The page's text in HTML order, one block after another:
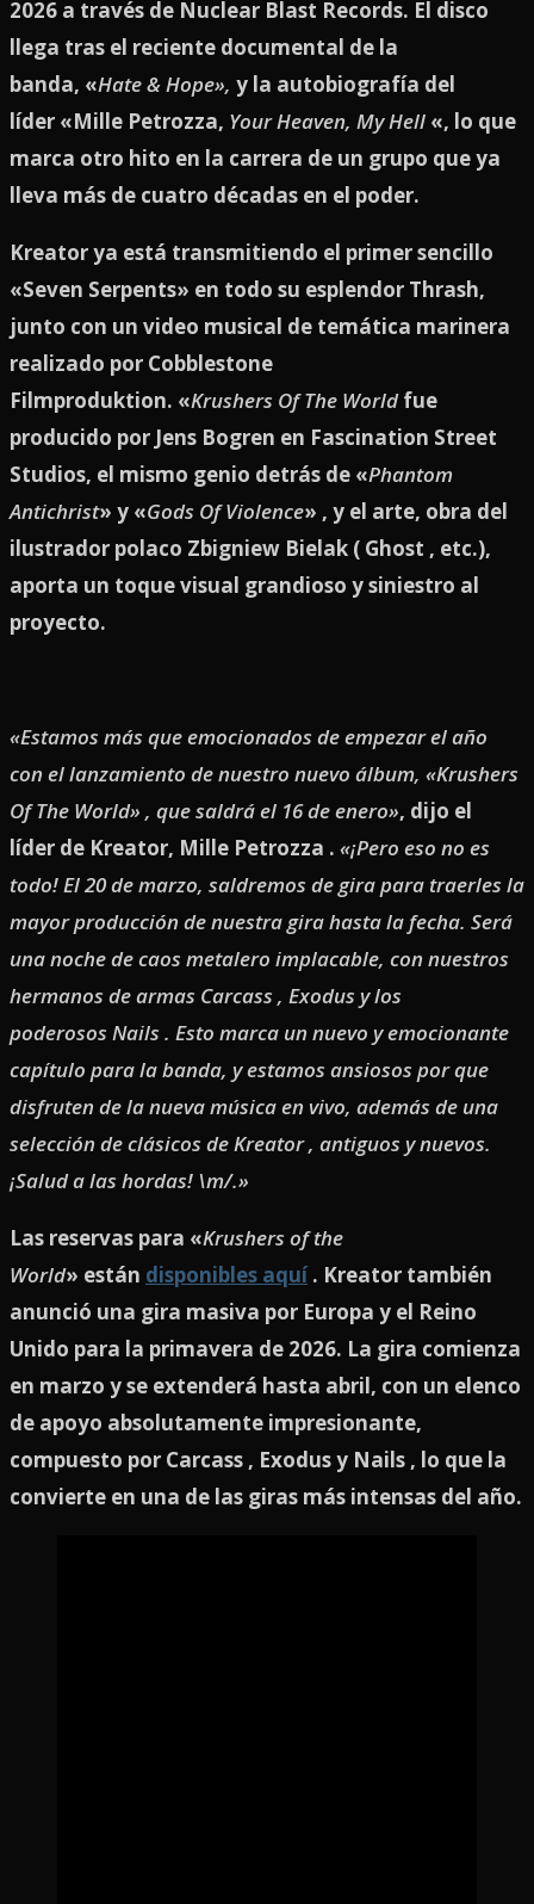
2026 a través de Nuclear Blast Records. El disco
llega tras el reciente documental de la
banda, «Hate & Hope», y la autobiografía del
líder «Mille Petrozza, Your Heaven, My Hell «, lo que
marca otro hito en la carrera de un grupo que ya
lleva más de cuatro décadas en el poder.
Kreator ya está transmitiendo el primer sencillo
«Seven Serpents» en todo su esplendor Thrash,
junto con un video musical de temática marinera
realizado por Cobblestone
Filmproduktion. «Krushers Of The Worldfue
producido por Jens Bogren en Fascination Street
Studios, el mismo genio detrás de «Phantom
Antichrist» y «Gods Of Violence» , y el arte, obra del
ilustrador polaco Zbigniew Bielak ( Ghost , etc.),
aporta un toque visual grandioso y siniestro al
proyecto.
«Estamos más que emocionados de empezar el año
con el lanzamiento de nuestro nuevo álbum, «Krushers
Of The World» , que saldrá el 16 de enero», dijo el
líder de Kreator, Mille Petrozza . «¡Pero eso no es
todo! El 20 de marzo, saldremos de gira para traerles la
mayor producción de nuestra gira hasta la fecha. Será
una noche de caos metalero implacable, con nuestros
hermanos de armas Carcass , Exodus y los
poderosos Nails . Esto marca un nuevo y emocionante
capítulo para la banda, y estamos ansiosos por que
disfruten de la nueva música en vivo, además de una
selección de clásicos de Kreator , antiguos y nuevos.
¡Salud a las hordas! \m/.»
Las reservas para «Krushers of the
World» están disponibles aquí. Kreator también
anunció una gira masiva por Europa y el Reino
Unido para la primavera de 2026. La gira comienza
en marzo y se extenderá hasta abril, con un elenco
de apoyo absolutamente impresionante,
compuesto por Carcass , Exodus y Nails , lo que la
convierte en una de las giras más intensas del año.